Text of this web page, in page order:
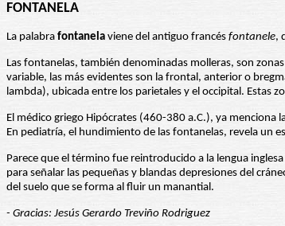
FONTANELA
La palabra fontanela viene del antiguo francés fontanele,
Las fontanelas, también denominadas molleras, son
variable, las más evidentes son la frontal, anterior o
lambda), ubicada entre los parietales y el occipital. Estas
El médico griego Hipócrates (460-380 a.C.), ya menciona
En pediatría, el hundimiento de las fontanelas, revela un
Parece que el término fue reintroducido a la lengua inglesa
para señalar las pequeñas y blandas depresiones del
del suelo que se forma al fluir un manantial.
- Gracias: Jesús Gerardo Treviño Rodriguez